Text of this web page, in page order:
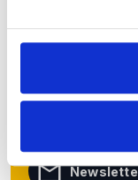
shrnutí
Začněte
přehled o
nepravdy